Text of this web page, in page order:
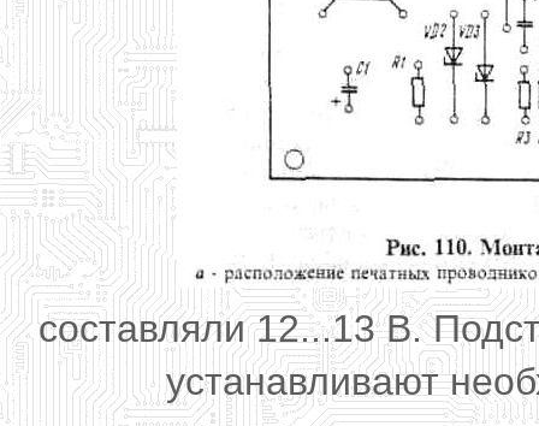
составляли 12...13 В.
устанавливают